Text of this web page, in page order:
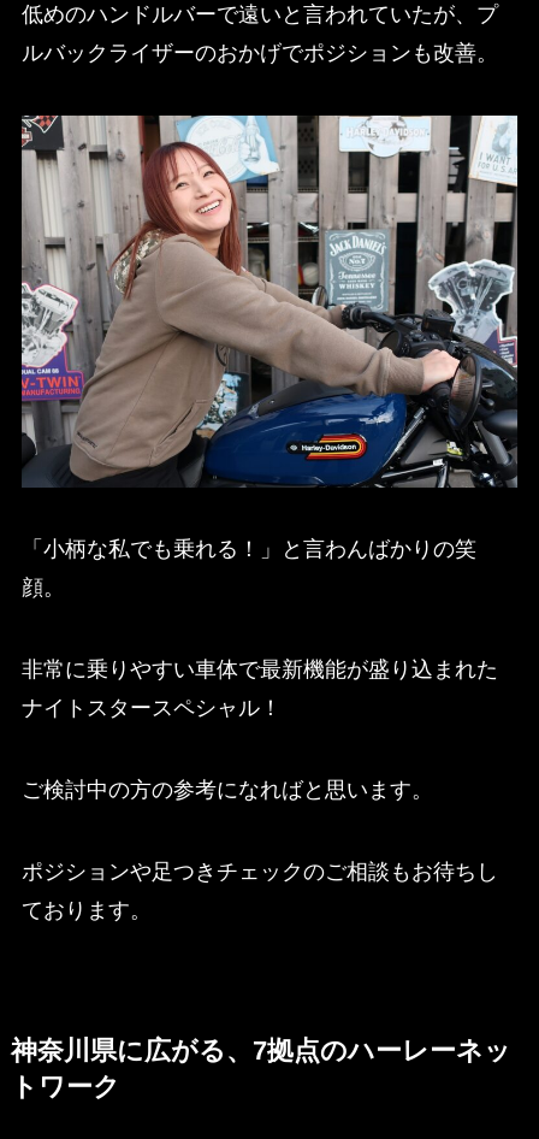
低めのハンドルバーで遠いと言われていたが、プ
ルバックライザーのおかげでポジションも改善。
「小柄な私でも乗れる！」と言わんばかりの笑
顔。
非常に乗りやすい車体で最新機能が盛り込まれた
ナイトスタースペシャル！
ご検討中の方の参考になればと思います。
ポジションや足つきチェックのご相談もお待ちし
ております。
神奈川県に広がる、7拠点のハーレーネッ
トワーク